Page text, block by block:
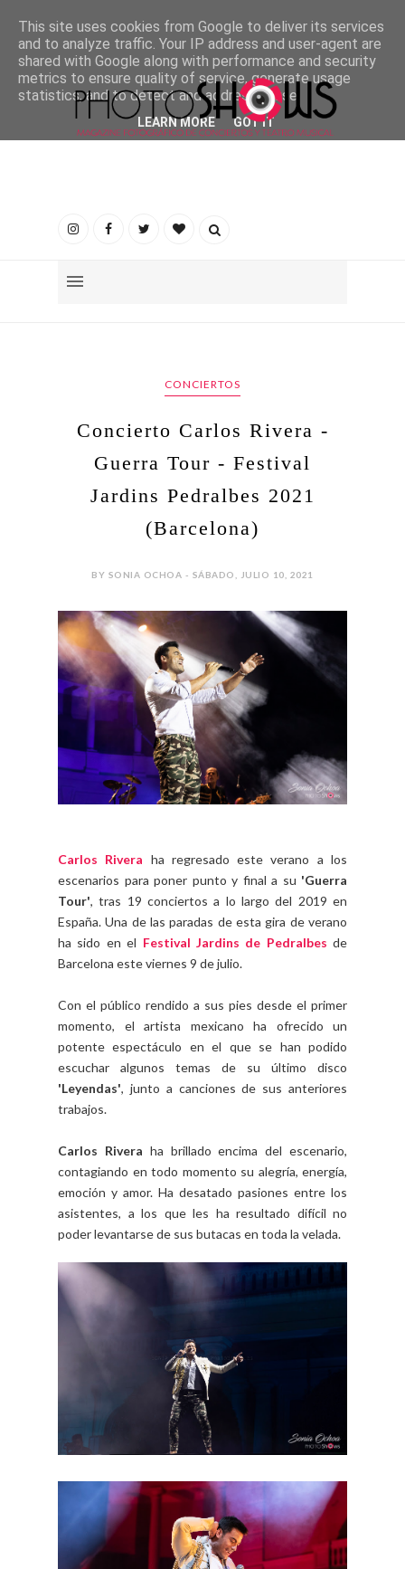
CONCIERTOS
Concierto Carlos Rivera -
Guerra Tour - Festival
Jardins Pedralbes 2021
(Barcelona)
BY SONIA OCHOA - SÁBADO, JULIO 10, 2021
Carlos Rivera ha regresado este verano a los
escenarios para poner punto y final a su 'Guerra
Tour', tras 19 conciertos a lo largo del 2019 en
España. Una de las paradas de esta gira de verano
ha sido en el Festival Jardins de Pedralbes de
Barcelona este viernes 9 de julio.
Con el público rendido a sus pies desde el primer
momento, el artista mexicano ha ofrecido un
potente espectáculo en el que se han podido
escuchar algunos temas de su último disco
'Leyendas', junto a canciones de sus anteriores
trabajos.
Carlos Rivera ha brillado encima del escenario,
contagiando en todo momento su alegría, energía,
emoción y amor. Ha desatado pasiones entre los
asistentes, a los que les ha resultado difícil no
poder levantarse de sus butacas en toda la velada.
This site uses cookies from Google to deliver its services
and to analyze traffic. Your IP address and user-agent are
shared with Google along with performance and security
metrics to ensure quality of service, generate usage
statistics, and to detect and address abuse.
LEARN MORE GOT IT